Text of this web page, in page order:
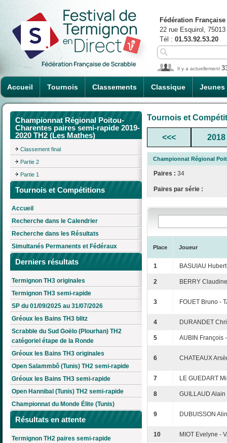
Accueil Tournois Classements Classique Jeunes
Fédération
22 rue Esquirol,
Tél : 01.53.92.53.20
Il y a actuellement
Championnat Régional Poitou-
Charentes paires semi-rapide 2019-
2020 TH2 (Les Mathes)
Classement final
Partie 2
Partie 1
Tournois et Compétitions
Accueil
Recherche dans le Calendrier
Recherche dans les Résultats
Simultanés Permanents et Fédéraux
Derniers résultats
Termignon TH3 originales
Termignon TH3 semi-rapide
SP du 01/09/2025 au 31/07/2026
Gréoux les Bains TH3 blitz
Scrabble du Sud Goëlo (Plourhan) TH2
catégoriel étape de la Ronde
Gréoux les Bains TH3 originales
Open Salammbô (Tunis) TH2 semi-rapide
Gréoux les Bains TH3 semi-rapide
Open Hannibal (Tunis) TH2 semi-rapide
Championnat du Monde Élite (Tunis)
Résultats en attente
Termignon TH2 paires semi-rapide
Tournois et
<<< 2018
Championnat Régional
Paires : 34
Paires par série :
Place Joueur
1 BASUIAU
2 BERRY
3 FOUET Bruno -
4 DURANDET
5 AUBIN François
6 CHATEAUX
7 LE GUEDART
8 GUILLAUD
9 DUBUISSON
10 MIOT Evelyne -